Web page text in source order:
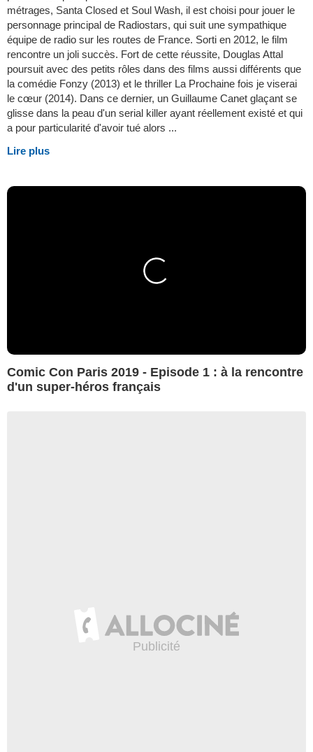
métrages, Santa Closed et Soul Wash, il est choisi pour jouer le
personnage principal de Radiostars, qui suit une sympathique
équipe de radio sur les routes de France. Sorti en 2012, le film
rencontre un joli succès. Fort de cette réussite, Douglas Attal
poursuit avec des petits rôles dans des films aussi différents que
la comédie Fonzy (2013) et le thriller La Prochaine fois je viserai
le cœur (2014). Dans ce dernier, un Guillaume Canet glaçant se
glisse dans la peau d'un serial killer ayant réellement existé et qui
a pour particularité d'avoir tué alors ...
Lire plus
Comic Con Paris 2019 - Episode 1 : à la rencontre
d'un super-héros français